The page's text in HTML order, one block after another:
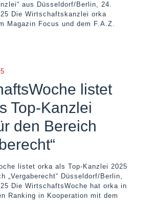
aus Düsseldorf/Berlin, 24.
Die Wirtschaftskanzlei orka
Magazin Focus und dem F.A.Z.
listet
Top-Kanzlei
den Bereich
listet orka als Top-Kanzlei 2025
„Vergaberecht“ Düsseldorf/Berlin,
Die WirtschaftsWoche hat orka in
Ranking in Kooperation mit dem